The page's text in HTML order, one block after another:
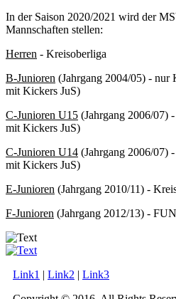
In der Saison 2020/2021 wird der
Mannschaften stellen:
Herren - Kreisoberliga
B-Junioren (Jahrgang 2004/05) - nur
mit Kickers JuS)
C-Junioren U15 (Jahrgang 2006/07)
mit Kickers JuS)
C-Junioren U14 (Jahrgang 2006/07)
mit Kickers JuS)
E-Junioren (Jahrgang 2010/11) -
F-Junioren (Jahrgang 2012/13) -
Link1 | Link2 | Link3